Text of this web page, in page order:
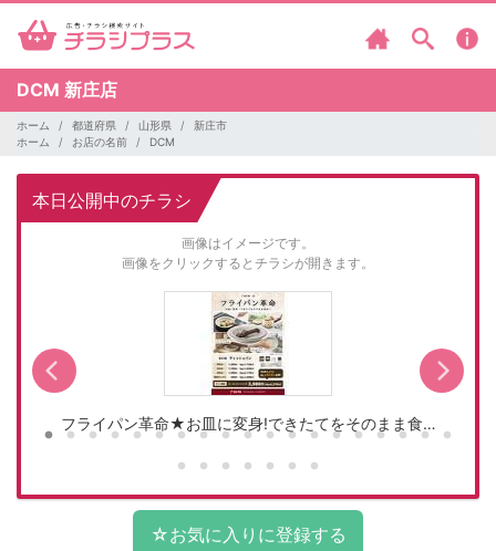
DCM 新庄店
ホーム 都道府県 山形県
新庄市
ホーム
お店の名前 DCM
本日公開中のチラシ
画像はイメージです。
画像をクリックするとチラシが開きます。
フライパン革命★お皿に変身!できたてをそのまま食…